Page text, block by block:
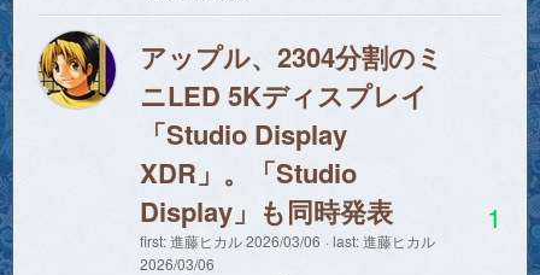
アップル、2304分割のミ
ニLED 5Kディスプレイ
「Studio Display
XDR」。「Studio
Display」も同時発表
first:進藤ヒカル2026/03/06 last:進藤ヒカル
2026/03/06
1